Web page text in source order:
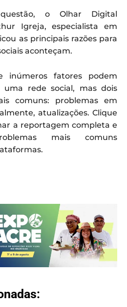
o Olhar Digital
Igreja, especialista em
as principais razões para
aconteçam.
inúmeros fatores podem
rede social, mas dois
comuns: problemas em
atualizações. Clique
a reportagem completa e
mais comuns